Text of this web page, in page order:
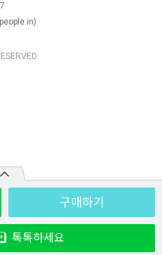
구매하기
톡톡하세요
)